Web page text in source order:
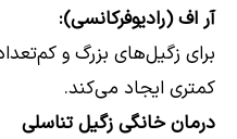
آر اف (رادیوفرکانسی):
برای زگیل‌های بزرگ و
کمتری ایجاد می‌کند.
درمان خانگی زگیل تناسلی